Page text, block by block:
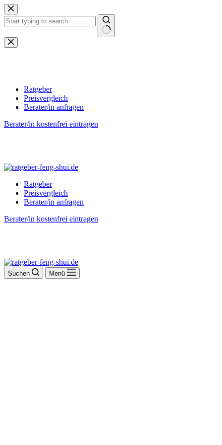
Zum
Inhalt
springen
Keine
Ergebnisse
Ratgeber
Preisvergleich
Berater/in anfragen
Berater/in kostenfrei eintragen
Ratgeber
Preisvergleich
Berater/in anfragen
Berater/in kostenfrei eintragen
Suchen Menü